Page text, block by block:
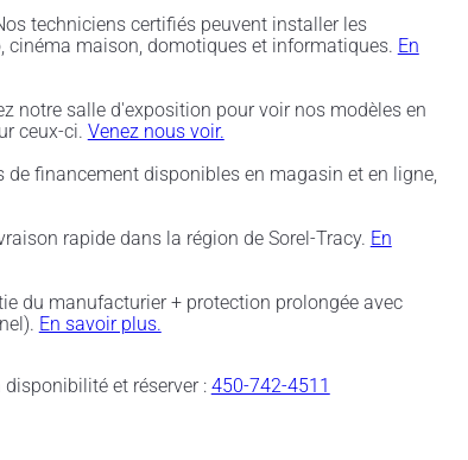
techniciens certifiés peuvent installer les
cinéma maison, domotiques et informatiques. En
notre salle d'exposition pour voir nos modèles en
ceux-ci. Venez nous voir.
de financement disponibles en magasin et en ligne,
rapide dans la région de Sorel-Tracy. En
du manufacturier + protection prolongée avec
En savoir plus.
et réserver : 450-742-4511